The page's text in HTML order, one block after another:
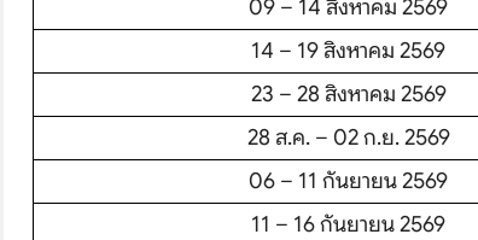
บริการอื่นๆ
09 – 14 สิงหาคม 2569
14 – 19 สิงหาคม 2569
23 – 28 สิงหาคม 2569
28 ส.ค. – 02 ก.ย. 2569
06 – 11 กันยายน 2569
11 – 16 กันยายน 2569